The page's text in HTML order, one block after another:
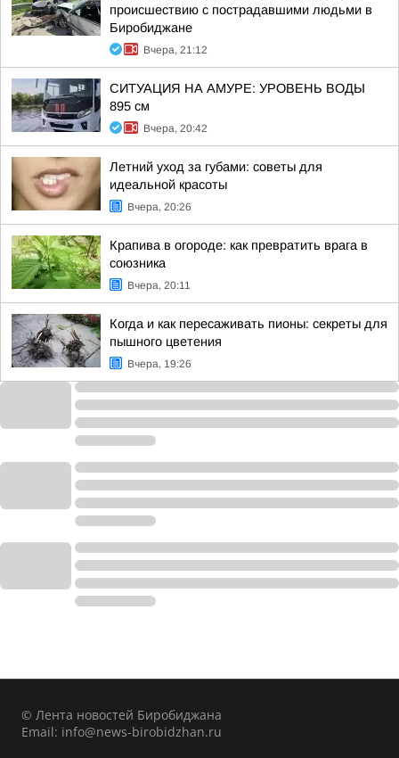
происшествию с пострадавшими людьми в
Биробиджане
Вчера, 21:12
СИТУАЦИЯ НА АМУРЕ: УРОВЕНЬ ВОДЫ
895 см
Вчера, 20:42
Летний уход за губами: советы для
идеальной красоты
Вчера, 20:26
Крапива в огороде: как превратить врага в
союзника
Вчера, 20:11
Когда и как пересаживать пионы: секреты для
пышного цветения
Вчера, 19:26
© Лента новостей Биробиджана
Email: info@news-birobidzhan.ru